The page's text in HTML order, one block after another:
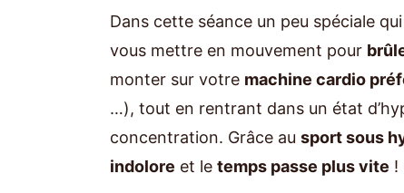
Dans cette séance un peu spéciale
vous mettre en mouvement pour
monter sur votre machine cardio
…), tout en rentrant dans un état
concentration. Grâce au sport sous
indolore et le temps passe plus vite !